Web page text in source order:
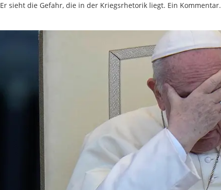
Er sieht die Gefahr, die in der Kriegsrhetorik liegt. Ein Kommentar.